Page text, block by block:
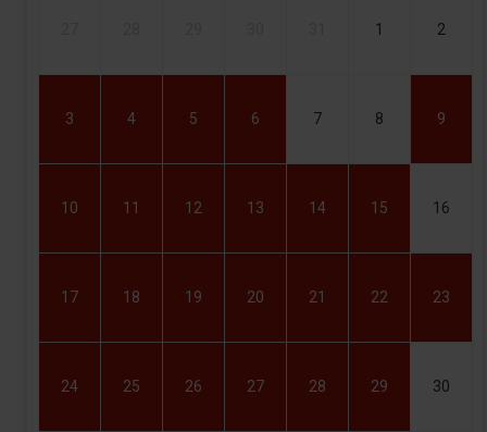
1 2
3 4 5 6 7 8 9
10 11 12 13 14 15 16
17 18 19 20 21 22 23
24 25 26 27 28 29 30